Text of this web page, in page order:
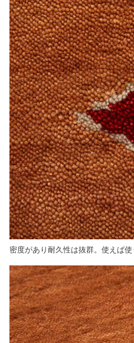
密度があり耐久性は抜群。使えば使